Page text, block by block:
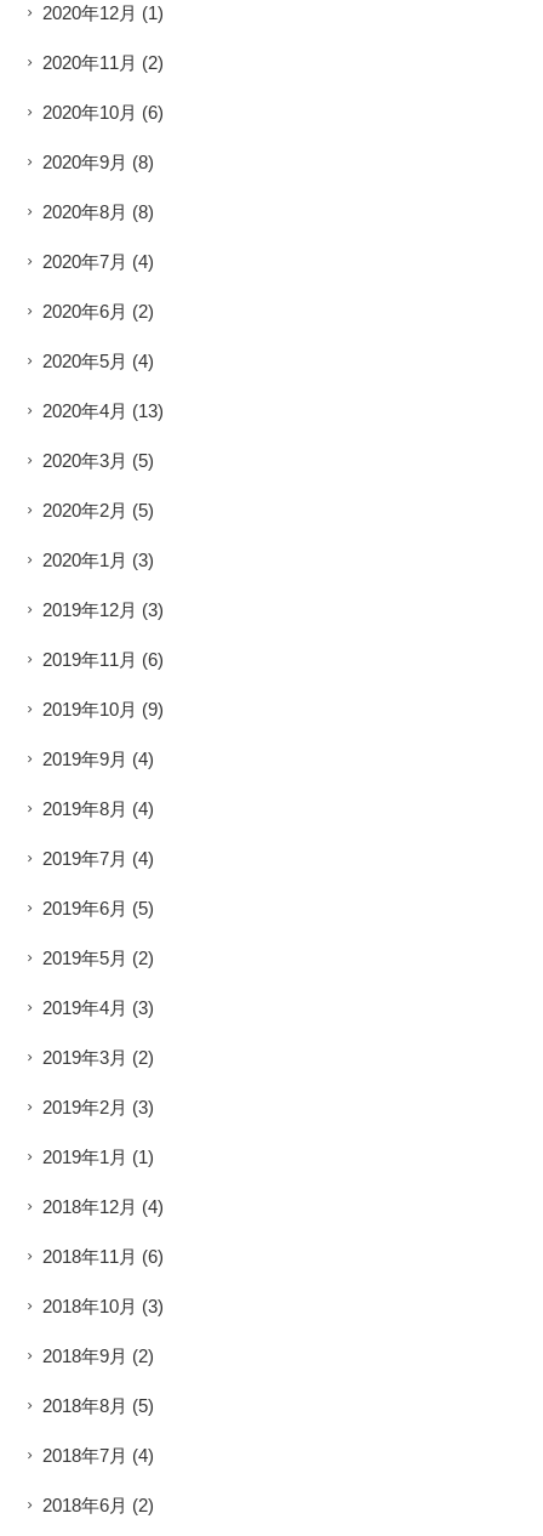
2020年12月 (1)
2020年11月 (2)
2020年10月 (6)
2020年9月 (8)
2020年8月 (8)
2020年7月 (4)
2020年6月 (2)
2020年5月 (4)
2020年4月 (13)
2020年3月 (5)
2020年2月 (5)
2020年1月 (3)
2019年12月 (3)
2019年11月 (6)
2019年10月 (9)
2019年9月 (4)
2019年8月 (4)
2019年7月 (4)
2019年6月 (5)
2019年5月 (2)
2019年4月 (3)
2019年3月 (2)
2019年2月 (3)
2019年1月 (1)
2018年12月 (4)
2018年11月 (6)
2018年10月 (3)
2018年9月 (2)
2018年8月 (5)
2018年7月 (4)
2018年6月 (2)